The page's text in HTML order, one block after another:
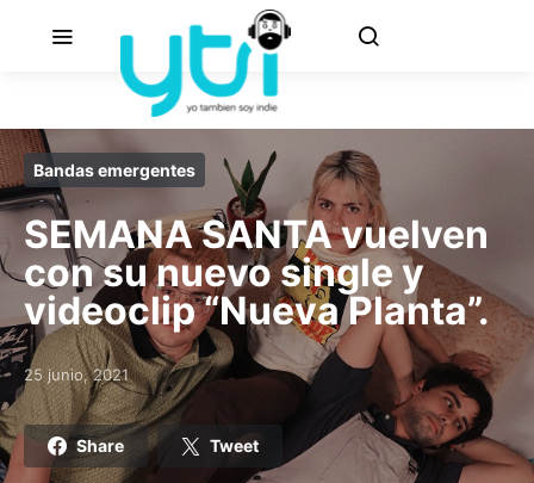
Bandas emergentes
SEMANA SANTA vuelven
con su nuevo single y
videoclip “Nueva Planta”.
Posted on
25 junio, 2021
Share Tweet